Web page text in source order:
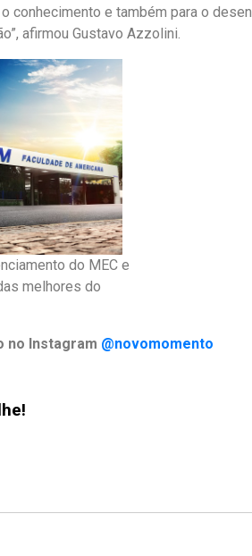
conhecimento e também para o
afirmou Gustavo Azzolini.
do MEC e
melhores do
no Instagram @novomomento